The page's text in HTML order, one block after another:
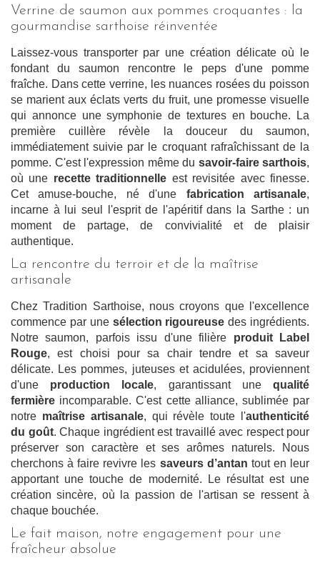
Verrine de saumon aux pommes croquantes : la
gourmandise sarthoise réinventée
Laissez-vous transporter par une création délicate où le
fondant du saumon rencontre le peps d'une pomme
fraîche. Dans cette verrine, les nuances rosées du poisson
se marient aux éclats verts du fruit, une promesse visuelle
qui annonce une symphonie de textures en bouche. La
première cuillère révèle la douceur du saumon,
immédiatement suivie par le croquant rafraîchissant de la
pomme. C'est l'expression même du savoir-faire sarthois,
où une recette traditionnelle est revisitée avec finesse.
Cet amuse-bouche, né d'une fabrication artisanale,
incarne à lui seul l'esprit de l'apéritif dans la Sarthe : un
moment de partage, de convivialité et de plaisir
authentique.
La rencontre du terroir et de la maîtrise
artisanale
Chez Tradition Sarthoise, nous croyons que l'excellence
commence par une sélection rigoureuse des ingrédients.
Notre saumon, parfois issu d'une filière produit Label
Rouge, est choisi pour sa chair tendre et sa saveur
délicate. Les pommes, juteuses et acidulées, proviennent
d'une production locale, garantissant unequalité
fermière incomparable. C'est cette alliance, sublimée par
notre maîtrise artisanale, qui révèle toute l'authenticité
du goût. Chaque ingrédient est travaillé avec respect pour
préserver son caractère et ses arômes naturels. Nous
cherchons à faire revivre les saveurs d’antan tout en leur
apportant une touche de modernité. Le résultat est une
création sincère, où la passion de l'artisan se ressent à
chaque bouchée.
Le fait maison, notre engagement pour une
fraîcheur absolue